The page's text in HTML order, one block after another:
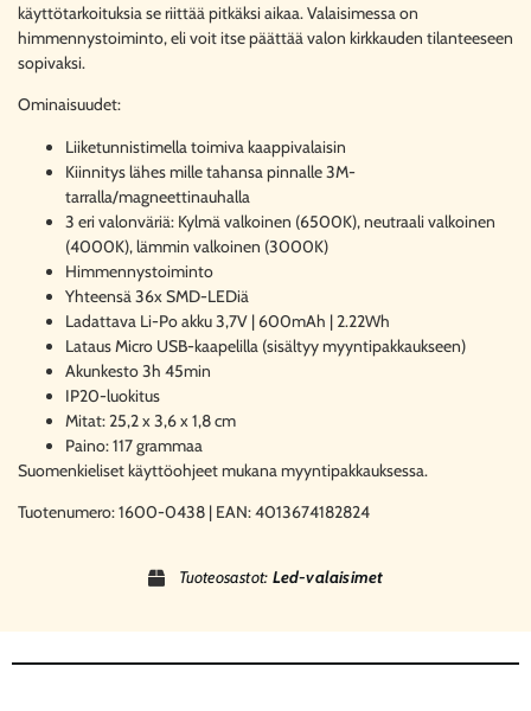
käyttötarkoituksia se riittää pitkäksi aikaa. Valaisimessa on
himmennystoiminto, eli voit itse päättää valon kirkkauden tilanteeseen
sopivaksi.
Ominaisuudet:
Liiketunnistimella toimiva kaappivalaisin
Kiinnitys lähes mille tahansa pinnalle 3M-
tarralla/magneettinauhalla
3 eri valonväriä: Kylmä valkoinen (6500K), neutraali valkoinen
(4000K), lämmin valkoinen (3000K)
Himmennystoiminto
Yhteensä 36x SMD-LEDiä
Ladattava Li-Po akku 3,7V | 600mAh | 2.22Wh
Lataus Micro USB-kaapelilla (sisältyy myyntipakkaukseen)
Akunkesto 3h 45min
IP20-luokitus
Mitat: 25,2 x 3,6 x 1,8 cm
Paino: 117 grammaa
Suomenkieliset käyttöohjeet mukana myyntipakkauksessa.
Tuotenumero: 1600-0438 | EAN: 4013674182824
Tuoteosastot: Led-valaisimet